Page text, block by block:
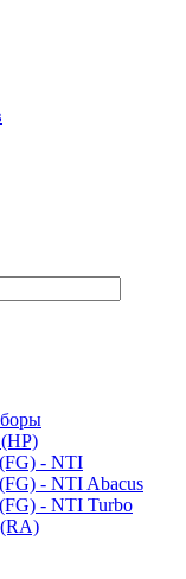
- NTI
- NTI Abacus
- NTI Turbo